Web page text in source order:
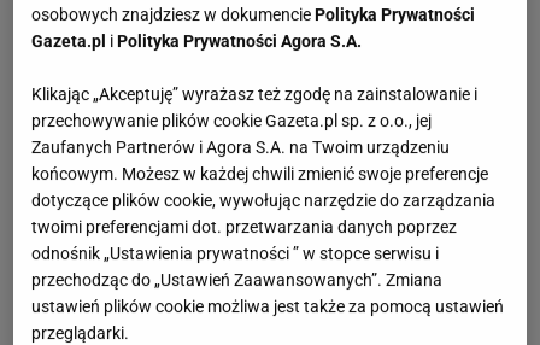
osobowych znajdziesz w dokumenciePolityka Prywatności
Gazeta.pl iPolityka Prywatności Agora S.A.
Klikając „Akceptuję” wyrażasz też zgodę na zainstalowanie i
przechowywanie plików cookie Gazeta.pl sp. z o.o., jej
Zaufanych Partnerów i Agora S.A. na Twoim urządzeniu
końcowym. Możesz w każdej chwili zmienić swoje preferencje
dotyczące plików cookie, wywołując narzędzie do zarządzania
twoimi preferencjami dot. przetwarzania danych poprzez
odnośnik „Ustawienia prywatności ” w stopce serwisu i
przechodząc do „Ustawień Zaawansowanych”. Zmiana
ustawień plików cookie możliwa jest także za pomocą ustawień
przeglądarki.